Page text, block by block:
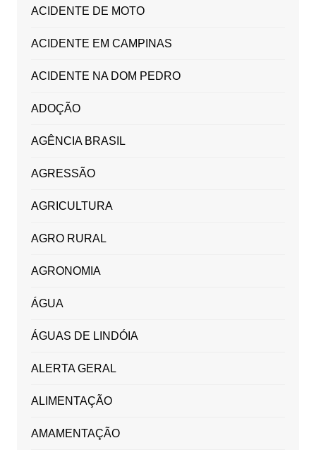
ACIDENTE DE MOTO
ACIDENTE EM CAMPINAS
ACIDENTE NA DOM PEDRO
ADOÇÃO
AGÊNCIA BRASIL
AGRESSÃO
AGRICULTURA
AGRO RURAL
AGRONOMIA
ÁGUA
ÁGUAS DE LINDÓIA
ALERTA GERAL
ALIMENTAÇÃO
AMAMENTAÇÃO